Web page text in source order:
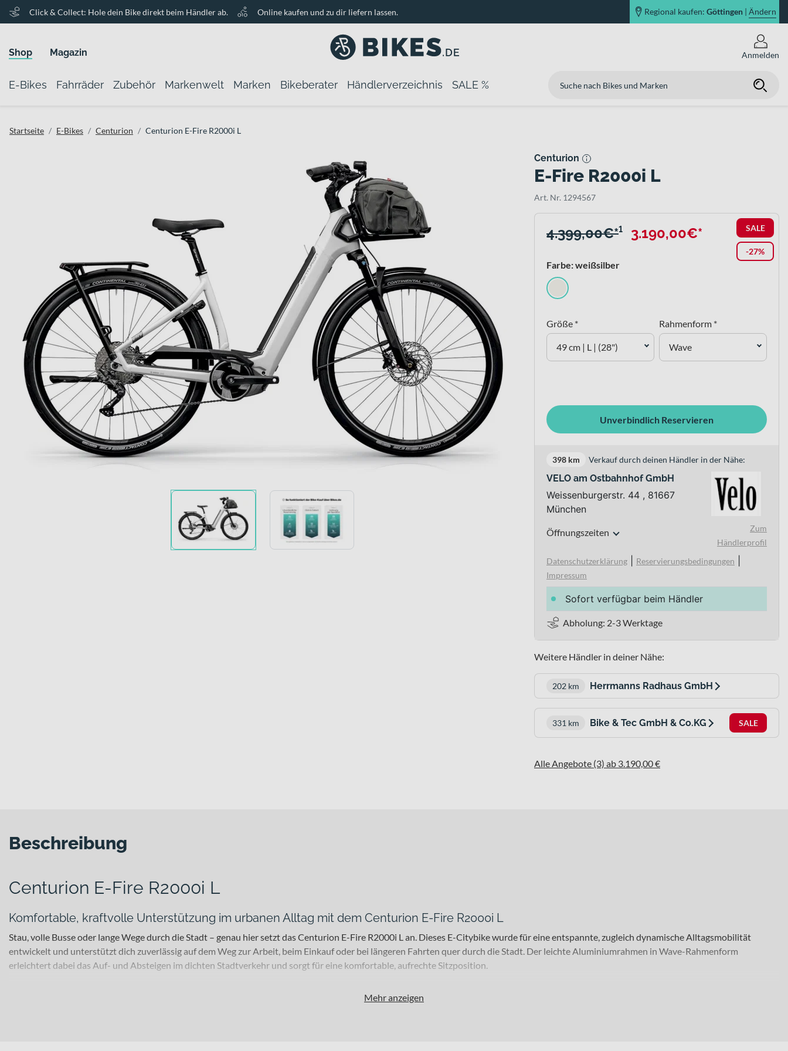
Click & Collect: Hole dein Bike direkt beim Händler ab. Online kaufen und zu dir liefern lassen. Regional kaufen: Göttingen | Ändern
Shop Magazin Anmelden
E-Bikes Fahrräder Zubehör Markenwelt Marken Bikeberater Händlerverzeichnis SALE %
Startseite E-Bikes Centurion Centurion E-Fire R2000i L
Centurion
E-Fire R2000i L
Art. Nr. 1294567
SALE
-27%
4.399,00€*¹ 3.190,00€*
Farbe: weißsilber
Größe *
49 cm | L | (28")
Rahmenform *
Wave
Unverbindlich Reservieren
398 km Verkauf durch deinen Händler in der Nähe:
VELO am Ostbahnhof GmbH
Weissenburgerstr. 44 , 81667
München
Öffnungszeiten
Zum
Händlerprofil
Datenschutzerklärung
Reservierungsbedingungen
Impressum
Sofort verfügbar beim Händler
Abholung: 2-3 Werktage
Weitere Händler in deiner Nähe:
202 km Herrmanns Radhaus GmbH
SALE
331 km Bike & Tec GmbH & Co.KG
Alle Angebote (3) ab 3.190,00 €
Beschreibung
Centurion E-Fire R2000i L
Komfortable, kraftvolle Unterstützung im urbanen Alltag mit dem Centurion E-Fire R2000i L
Stau, volle Busse oder lange Wege durch die Stadt – genau hier setzt das Centurion E-Fire R2000i L an. Dieses E-Citybike wurde für eine entspannte, zugleich dynamische Alltagsmobilität
entwickelt und unterstützt dich zuverlässig auf dem Weg zur Arbeit, beim Einkauf oder bei längeren Fahrten quer durch die Stadt. Der leichte Aluminiumrahmen in Wave-Rahmenform
erleichtert dabei das Auf- und Absteigen im dichten Stadtverkehr und sorgt für eine komfortable, aufrechte Sitzposition.
Mehr anzeigen